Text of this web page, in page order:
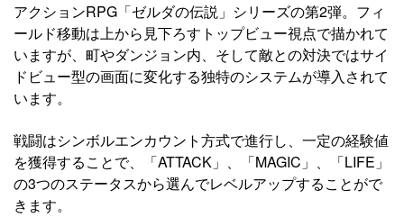
アクションRPG「ゼルダの伝説」シリーズの第2弾。フィ
ールド移動は上から見下ろすトップビュー視点で描かれて
いますが、町やダンジョン内、そして敵との対決ではサイ
ドビュー型の画面に変化する独特のシステムが導入されて
います。
戦闘はシンボルエンカウント方式で進行し、一定の経験値
を獲得することで、「ATTACK」、「MAGIC」、「LIFE」
の3つのステータスから選んでレベルアップすることがで
きます。